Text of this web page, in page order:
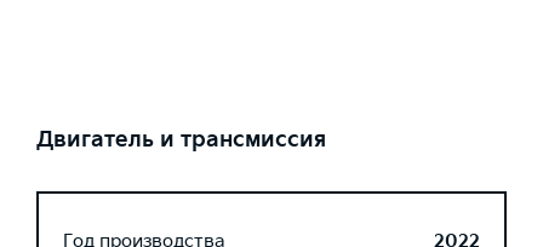
Двигатель и трансмиссия
Год производства
2022